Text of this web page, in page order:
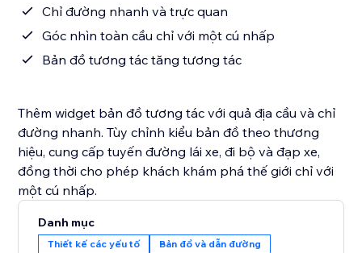
Chỉ đường nhanh và trực quan
Góc nhìn toàn cầu chỉ với một cú nhấp
Bản đồ tương tác tăng tương tác
Thêm widget bản đồ tương tác với quả địa cầu và chỉ
đường nhanh. Tùy chỉnh kiểu bản đồ theo thương
hiệu, cung cấp tuyến đường lái xe, đi bộ và đạp xe,
đồng thời cho phép khách khám phá thế giới chỉ với
một cú nhấp.
Danh mục
Thiết kế các yếu tố Bản đồ và dẫn đường